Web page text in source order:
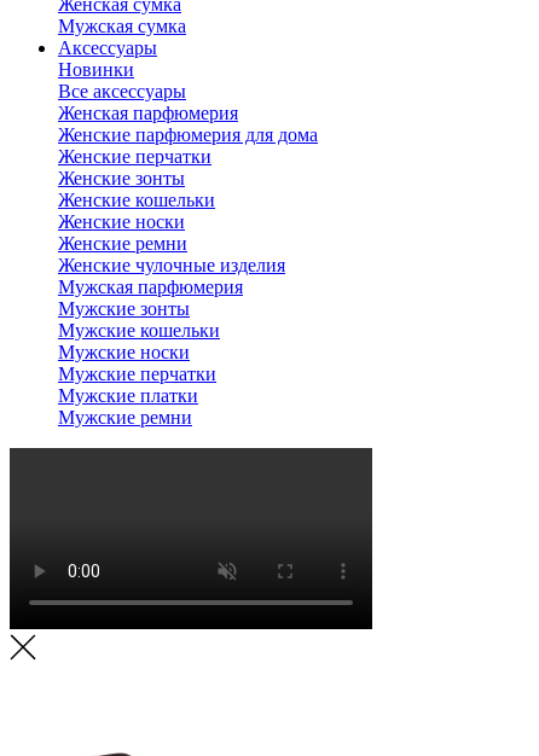
Женская сумка
Мужская сумка
Аксессуары
Новинки
Все аксессуары
Женская парфюмерия
Женские парфюмерия для дома
Женские перчатки
Женские зонты
Женские кошельки
Женские носки
Женские ремни
Женские чулочные изделия
Мужская парфюмерия
Мужские зонты
Мужские кошельки
Мужские носки
Мужские перчатки
Мужские платки
Мужские ремни